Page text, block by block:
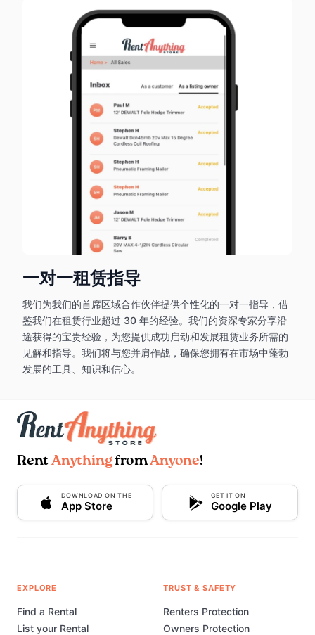
一对一租赁指导
我们为我们的首席区域合作伙伴提供个性化的一对一指导，借
鉴我们在租赁行业超过 30 年的经验。我们的资深专家分享沿
途获得的宝贵经验，为您提供成功启动和发展租赁业务所需的
见解和指导。我们将与您并肩作战，确保您拥有在市场中蓬勃
发展的工具、知识和信心。
Rent AnythingfromAnyone!
DOWNLOAD ON THE
App Store
GET IT ON
Google Play
EXPLORE
Find a Rental
List your Rental
TRUST & SAFETY
Renters Protection
Owners Protection